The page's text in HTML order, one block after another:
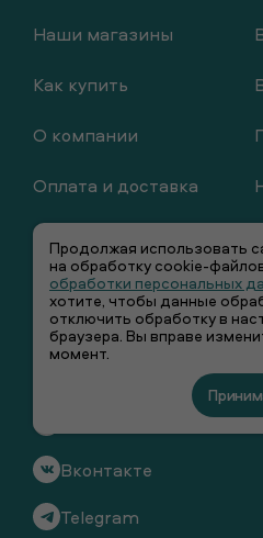
Наши магазины
Как купить
О компании
Оплата и доставка
+7 (495) 66-00-106
info@smenawear.ru
Вконтакте
Telegram
Продолжая использовать
на обработку cookie-
обработки персональных
хотите, чтобы данные
отключить обработку в
браузера. Вы вправе
момент.